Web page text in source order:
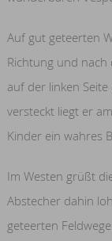
Auf gut geteerten
Richtung und
auf der linken
versteckt liegt er
Kinder ein wahres
Im Westen grüßt
Abstecher dahin
geteerten